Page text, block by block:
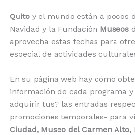
Quito y el mundo están a pocos
Navidad y la Fundación Museos
aprovecha estas fechas para
especial de actividades
En su página web hay cómo
información de cada programa
adquirir tus? las entradas
promociones temporales- para
Ciudad, Museo del Carmen Alto,